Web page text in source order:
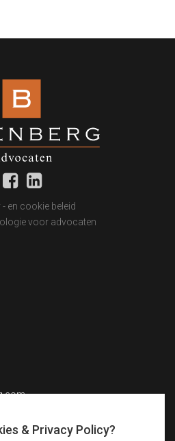
en cookie beleid
voor advocaten
& Privacy Policy?